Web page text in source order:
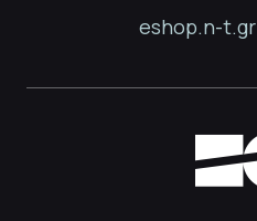
eshop.n-t.gr